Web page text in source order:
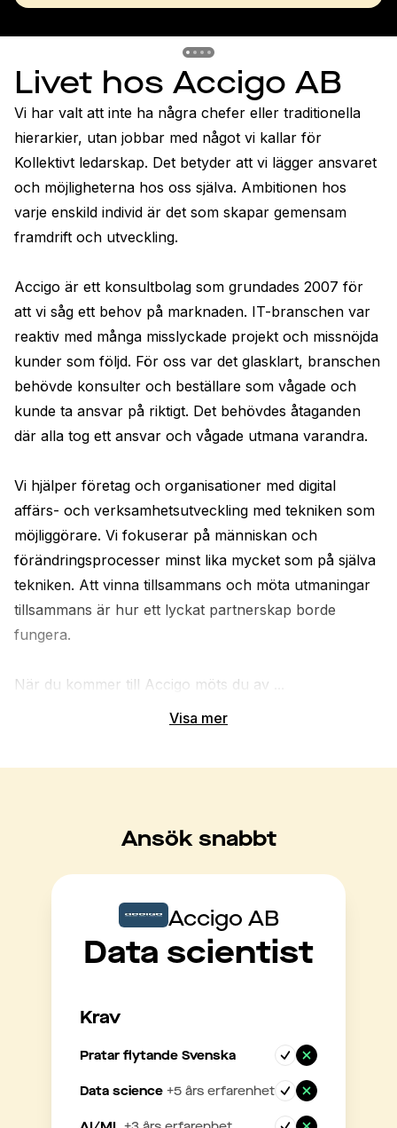
Livet hos Accigo AB
Vi har valt att inte ha några chefer eller traditionella
hierarkier, utan jobbar med något vi kallar för
Kollektivt ledarskap. Det betyder att vi lägger ansvaret
och möjligheterna hos oss själva. Ambitionen hos
varje enskild individ är det som skapar gemensam
framdrift och utveckling.
Accigo är ett konsultbolag som grundades 2007 för
att vi såg ett behov på marknaden. IT-branschen var
reaktiv med många misslyckade projekt och missnöjda
kunder som följd. För oss var det glasklart, branschen
behövde konsulter och beställare som vågade och
kunde ta ansvar på riktigt. Det behövdes åtaganden
där alla tog ett ansvar och vågade utmana varandra.
Vi hjälper företag och organisationer med digital
affärs- och verksamhetsutveckling med tekniken som
möjliggörare. Vi fokuserar på människan och
förändringsprocesser minst lika mycket som på själva
tekniken. Att vinna tillsammans och möta utmaningar
tillsammans är hur ett lyckat partnerskap borde
fungera.
När du kommer till Accigo möts du av ...
Visa mer
Ansök snabbt
Accigo AB
Data scientist
Krav
Pratar flytande Svenska
Data science +5 års erfarenhet